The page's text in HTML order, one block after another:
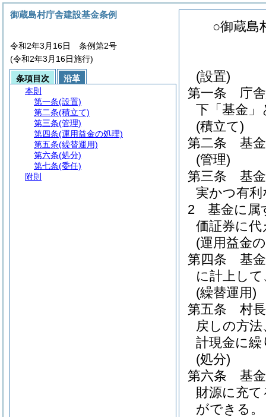
○御蔵島
(設置)
第一条
庁
下「基金」
(積立て)
第二条
基
(管理)
第三条
基
実かつ有
2
基金に属
価証券に
(運用益金
第四条
基
に計上し
(繰替運用)
第五条
村
戻しの方
計現金に
(処分)
第六条
基
財源に充
ができる。
御蔵島村庁舎建設基金条例
令和2年3月16日 条例第2号
(令和2年3月16日施行)
条項目次
沿革
本則
第一条(設置)
第二条(積立て)
第三条(管理)
第四条(運用益金の処理)
第五条(繰替運用)
第六条(処分)
第七条(委任)
附則